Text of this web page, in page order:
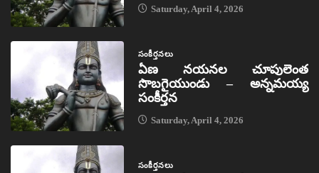
Saturday, April 4, 2026
సంకీర్తనలు
ఏణ నయనల చూపులెంత
సొబగైయుండు – అన్నమయ్య
సంకీర్తన
Saturday, April 4, 2026
సంకీర్తనలు